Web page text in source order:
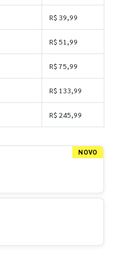
R$ 39,99
R$ 51,99
R$ 75,99
R$ 133,99
R$ 245,99
NOVO